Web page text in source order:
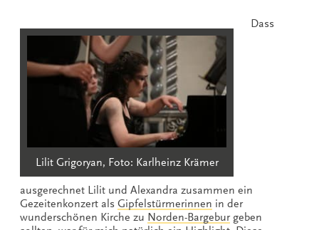
Lilit Grigoryan, Foto: Karlheinz Krämer
Dass
ausgerechnet Lilit und Alexandra zusammen ein
Gezeitenkonzert als Gipfelstürmerinnen in der
wunderschönen Kirche zu Norden-Bargeburgeben